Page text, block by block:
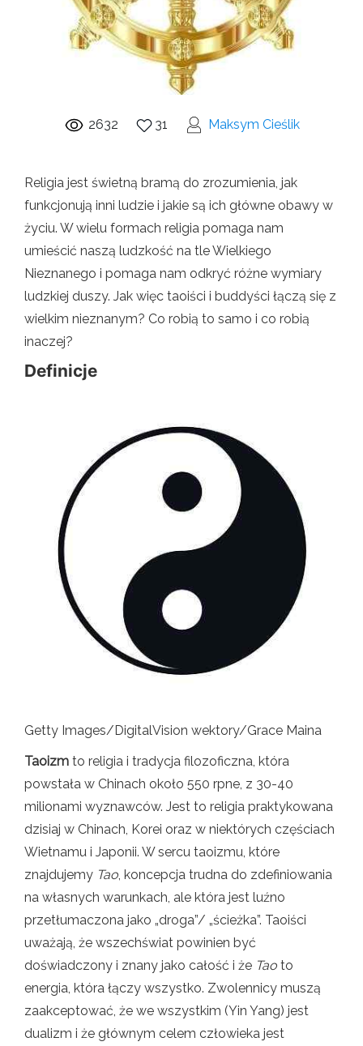
2632 31 Maksym Cieślik
Religia jest świetną bramą do zrozumienia, jak
funkcjonują inni ludzie i jakie są ich główne obawy w
życiu. W wielu formach religia pomaga nam
umieścić naszą ludzkość na tle Wielkiego
Nieznanego i pomaga nam odkryć różne wymiary
ludzkiej duszy. Jak więc taoiści i buddyści łączą się z
wielkim nieznanym? Co robią to samo i co robią
inaczej?
Definicje
Getty Images/DigitalVision wektory/Grace Maina
Taoizm to religia i tradycja filozoficzna, która
powstała w Chinach około 550 rpne, z 30-40
milionami wyznawców. Jest to religia praktykowana
dzisiaj w Chinach, Korei oraz w niektórych częściach
Wietnamu i Japonii. W sercu taoizmu, które
znajdujemy Tao, koncepcja trudna do zdefiniowania
na własnych warunkach, ale która jest luźno
przetłumaczona jako „droga”/ „ścieżka”. Taoiści
uważają, że wszechświat powinien być
doświadczony i znany jako całość i że Tao to
energia, która łączy wszystko. Zwolennicy muszą
zaakceptować, że we wszystkim (Yin Yang) jest
dualizm i że głównym celem człowieka jest